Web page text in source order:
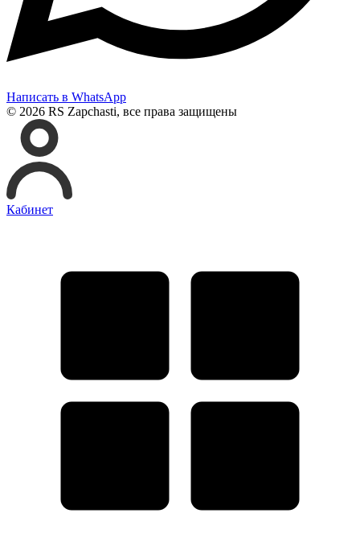
Написать в WhatsApp
© 2026 RS Zapchasti, все права защищены
Кабинет